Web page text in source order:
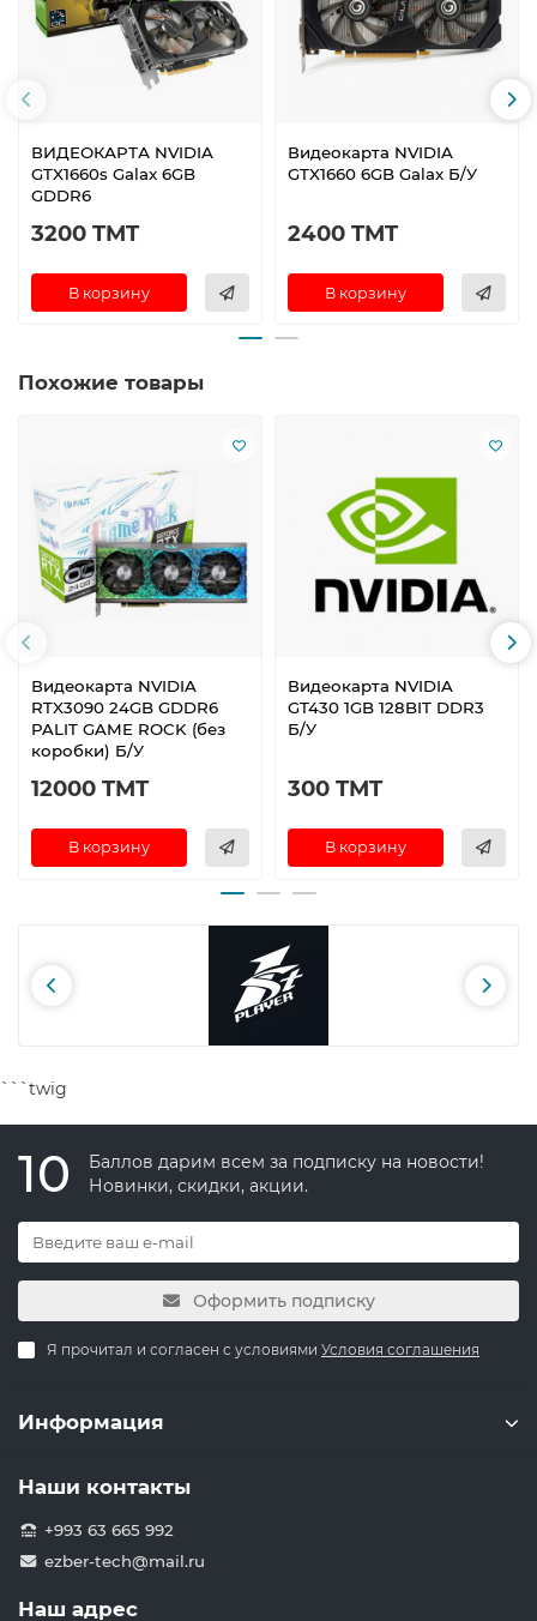
ВИДЕОКАРТА NVIDIA
GTX1660s Galax 6GB
GDDR6
3200 TMT
В корзину
Видеокарта NVIDIA
GTX1660 6GB Galax Б/У
2400 TMT
В корзину
Похожие товары
Видеокарта NVIDIA
RTX3090 24GB GDDR6
PALIT GAME ROCK (без
коробки) Б/У
12000 TMT
В корзину
Видеокарта NVIDIA
GT430 1GB 128BIT DDR3
Б/У
300 TMT
В корзину
```twig
10
Баллов дарим всем за подписку на новости!
Новинки, скидки, акции.
Оформить подписку
Я прочитал и согласен с условиями Условия соглашения
Информация
Наши контакты
+993 63 665 992
ezber-tech@mail.ru
Наш адрес